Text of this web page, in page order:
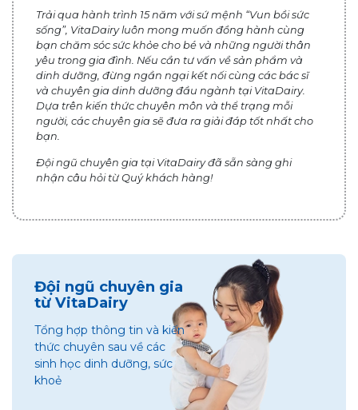
Trải qua hành trình 15 năm với sứ mệnh “Vun bồi sức
sống”, VitaDairy luôn mong muốn đồng hành cùng
bạn chăm sóc sức khỏe cho bé và những người thân
yêu trong gia đình. Nếu cần tư vấn về sản phẩm và
dinh dưỡng, đừng ngần ngại kết nối cùng các bác sĩ
và chuyên gia dinh dưỡng đầu ngành tại VitaDairy.
Dựa trên kiến thức chuyên môn và thể trạng mỗi
người, các chuyên gia sẽ đưa ra giải đáp tốt nhất cho
bạn.
Đội ngũ chuyên gia tại VitaDairy đã sẵn sàng ghi
nhận câu hỏi từ Quý khách hàng!
Đội ngũ chuyên gia
từ VitaDairy
Tổng hợp thông tin và kiến
thức chuyên sau về các
sinh học dinh dưỡng, sức
khoẻ